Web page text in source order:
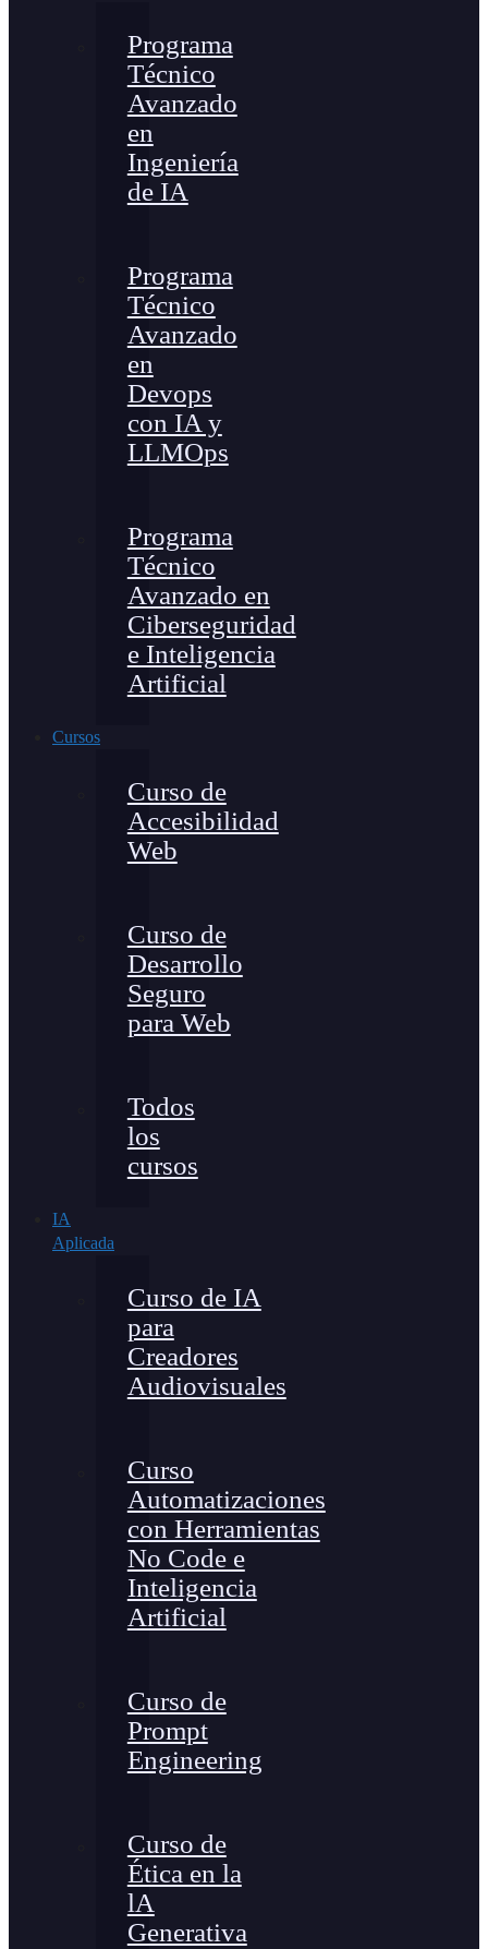
Programa
Técnico
Avanzado
en
Ingeniería
de IA
Programa
Técnico
Avanzado
en
Devops
con IA y
LLMOps
Programa
Técnico
Avanzado en
Ciberseguridad
e Inteligencia
Artificial
Cursos
Curso de
Accesibilidad
Web
Curso de
Desarrollo
Seguro
para Web
Todos
los
cursos
IA
Aplicada
Curso de IA
para
Creadores
Audiovisuales
Curso
Automatizaciones
con Herramientas
No Code e
Inteligencia
Artificial
Curso de
Prompt
Engineering
Curso de
Ética en la
lA
Generativa